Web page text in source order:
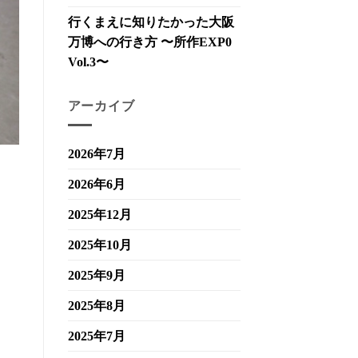
行くまえに知りたかった大阪
万博への行き方 〜所作EXP0
Vol.3〜
アーカイブ
2026年7月
2026年6月
2025年12月
2025年10月
2025年9月
2025年8月
2025年7月